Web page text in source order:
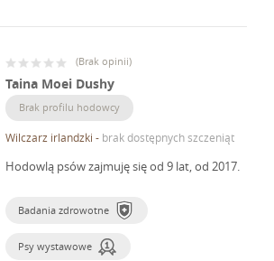
(Brak opinii)
Taina Moei Dushy
Brak profilu hodowcy
Wilczarz irlandzki - brak dostępnych szczeniąt
Hodowlą psów zajmuję się od 9 lat, od 2017.
Badania zdrowotne
Psy wystawowe